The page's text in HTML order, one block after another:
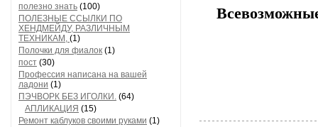
полезно знать (100)
ПОЛЕЗНЫЕ ССЫЛКИ ПО
ХЕНДМЕЙДУ, РАЗЛИЧНЫМ
ТЕХНИКАМ, (1)
Полочки для фиалок (1)
пост (30)
Профессия написана на вашей
ладони (1)
ПЭЧВОРК БЕЗ ИГОЛКИ. (64)
АПЛИКАЦИЯ (15)
Ремонт каблуков своими руками (1)